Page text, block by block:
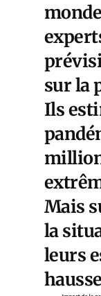
sur la
Ils
Mais
la
leurs